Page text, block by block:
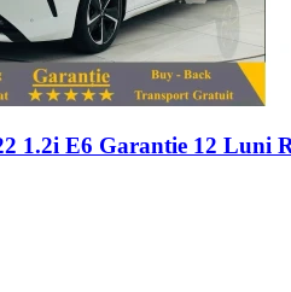
1.2i E6 Garantie 12 Luni